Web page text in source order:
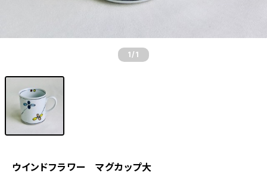
1 /1
ウインドフラワー マグカップ大